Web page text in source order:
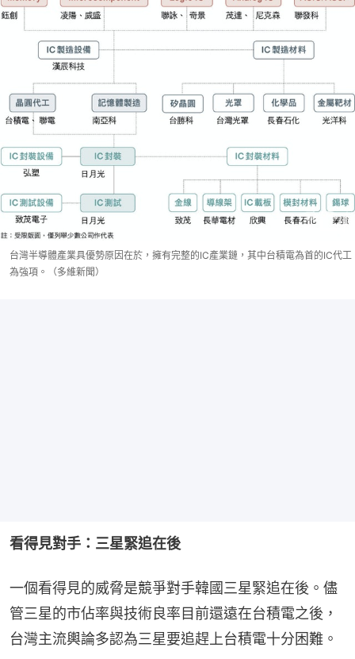
台灣半導體產業具優勢原因在於，擁有完整的IC產業鏈，其中台積電為首的IC代工
為強項。（多維新聞）
看得見對手：三星緊追在後
一個看得見的威脅是競爭對手韓國三星緊追在後。儘
管三星的市佔率與技術良率目前還遠在台積電之後，
台灣主流輿論多認為三星要追趕上台積電十分困難。